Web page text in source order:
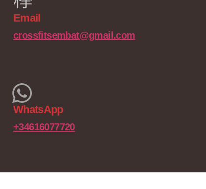
Email
crossfitsembat@gmail.com
WhatsApp
+34616077720